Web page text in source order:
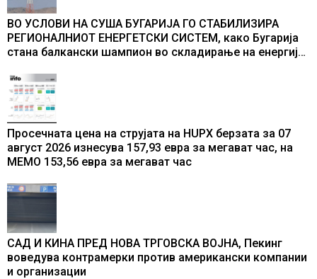
ВО УСЛОВИ НА СУША БУГАРИЈА ГО СТАБИЛИЗИРА
РЕГИОНАЛНИОТ ЕНЕРГЕТСКИ СИСТЕМ, како Бугарија
стана балкански шампион во складирање на енергија
Просечната цена на струјата на HUPX берзата за 07
август 2026 изнесува 157,93 евра за мегават час, на
МЕМО 153,56 евра за мегават час
САД И КИНА ПРЕД НОВА ТРГОВСКА ВОЈНА, Пекинг
воведува контрамерки против американски компании
и организации